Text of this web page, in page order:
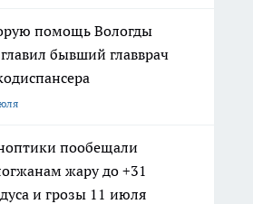
помощь Вологды
бывший главврач
пообещали
жару до +31
и грозы 11 июля